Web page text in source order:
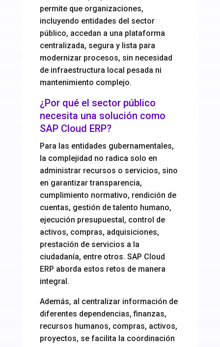
permite que organizaciones,
incluyendo entidades del sector
público, accedan a una plataforma
centralizada, segura y lista para
modernizar procesos, sin necesidad
de infraestructura local pesada ni
mantenimiento complejo.
¿Por qué el sector público
necesita una solución como
SAP Cloud ERP?
Para las entidades gubernamentales,
la complejidad no radica solo en
administrar recursos o servicios, sino
en garantizar transparencia,
cumplimiento normativo, rendición de
cuentas, gestión de talento humano,
ejecución presupuestal, control de
activos, compras, adquisiciones,
prestación de servicios a la
ciudadanía, entre otros. SAP Cloud
ERP aborda estos retos de manera
integral.
Además, al centralizar información de
diferentes dependencias, finanzas,
recursos humanos, compras, activos,
proyectos, se facilita la coordinación